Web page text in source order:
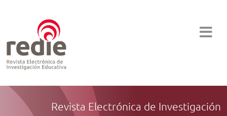
Revista Electrónica de Investigación